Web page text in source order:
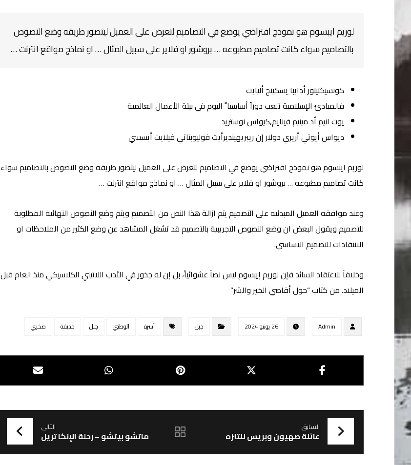
لوريم ايبسوم هو نموذج افتراضي يوضع في التصاميم لتعرض على العميل ليتصور طريقه وضع النصوص
بالتصاميم سواء كانت تصاميم مطبوعه … بروشور او فلاير على سبيل المثال … او نماذج مواقع انترنت …
كونسيكتيتور أدايبا يسكينج أليايت
فالمبادئ الإسلامية تلعب دوراً أساسيا ً اليوم في بيئة الأعمال العالمية
يوت انيم أد مينيم فينايم,كيواس نوستريد
ديواس أيوتي أريري دولار إن ريبريهينديرأيت فوليوبتاتي فيلايت أيسسي
لوريم ايبسوم هو نموذج افتراضي يوضع في التصاميم لتعرض على العميل ليتصور طريقه وضع النصوص بالتصاميم سواء
كانت تصاميم مطبوعه … بروشور او فلاير على سبيل المثال … او نماذج مواقع انترنت …
وعند موافقه العميل المبدئيه على التصميم يتم ازالة هذا النص من التصميم ويتم وضع النصوص النهائية المطلوبة
للتصميم ويقول البعض ان وضع النصوص التجريبية بالتصميم قد تشغل المشاهد عن وضع الكثير من الملاحظات او
الانتقادات للتصميم الاساسي.
وخلافاَ للاعتقاد السائد فإن لوريم إيبسوم ليس نصاَ عشوائياً، بل إن له جذور في الأدب اللاتيني الكلاسيكي منذ العام قبل
الميلاد. من كتاب “حول أقاصي الخير والشر”
Admin 26 يونيو 2024 جبل أسرة الوطني جبل حديقة صخري
السابق
عائلة صهيون وبريس للتنزه
التالى
ماتشو بيتشو – رحلة الإنكا تريل